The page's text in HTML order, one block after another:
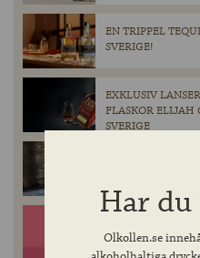
EN TRIPPEL
SVERIGE!
EXKLUSIV
FLASKOR ELIJAH
SVERIGE
NY
ARTS
Har
Olkollen.se